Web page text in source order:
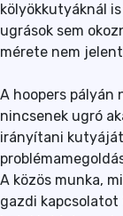
kölyökkutyáknál
ugrások sem
mérete nem
A hoopers pályán
nincsenek ugró
irányítani
A közös munka,
gazdi kapcsolatot